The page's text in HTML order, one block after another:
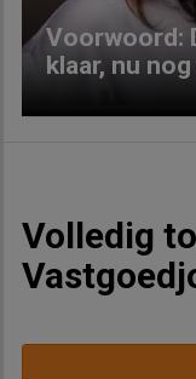
Voorwoord:
klaar, nu
Volledig